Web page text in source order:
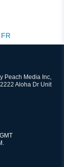
FR
Peach Media Inc,
Aloha Dr Unit